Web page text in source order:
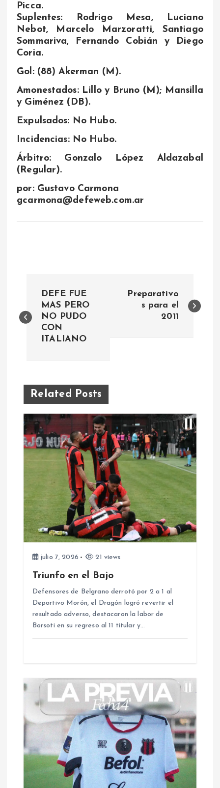
Picca.
Suplentes: Rodrigo Mesa, Luciano
Nebot, Marcelo Marzoratti, Santiago
Sommariva, Fernando Cobián y Diego
Coria.
Gol: (88) Akerman (M).
Amonestados: Lillo y Bruno (M); Mansilla
y Giménez (DB).
Expulsados: No Hubo.
Incidencias: No Hubo.
Árbitro: Gonzalo López Aldazabal
(Regular).
por: Gustavo Carmona
gcarmona@defeweb.com.ar
a
g
a
c
n
d
d
a
s
DEFE FUE
MAS PERO
NO PUDO
CON
ITALIANO
Preparativo
s para el
2011
Related Posts
julio 7, 2026 21 views
Triunfo en el Bajo
Defensores de Belgrano derrotó por 2 a 1 al
Deportivo Morón, el Dragón logró revertir el
resultado adverso, destacaron la labor de
Borsoti en su regreso al 11 titular y…